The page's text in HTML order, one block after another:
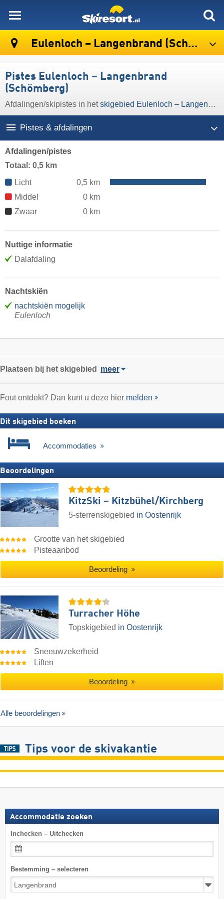
Eulenloch – Langenbrand (Schömberg)
Pistes Eulenloch – Langenbrand
(Schömberg)
Afdalingen/​skipistes in hetskigebied Eulenloch – Langenbrand (Schömberg)
Pistes & afdalingen
Afdalingen/pistes
Totaal: 0,5 km
Licht
0,5 km
Middel
0 km
Zwaar
0 km
Nuttige informatie
Dalafdaling
Nachtskiën
nachtskiën mogelijk
Eulenloch
Plaatsen bij het skigebied meer
Fout ontdekt? Dan kunt u deze hier melden
Dit skigebied boeken
Accommodaties
Beoordelingen
KitzSki – Kitzbühel/​Kirchberg
5-sterrenskigebied in Oostenrijk
Grootte van het skigebied
Pisteaanbod
Beoordeling
Turracher Höhe
Topskigebied in Oostenrijk
Sneeuwzekerheid
Liften
Beoordeling
Alle beoordelingen
Tips voor de skivakantie
Accommodatie zoeken
Inchecken – Uitchecken
Bestemming – selecteren